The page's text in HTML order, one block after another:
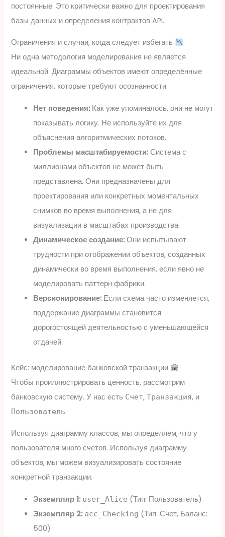
постоянные. Это критически важно для проектирования
базы данных и определения контрактов API.
Ограничения и случаи, когда следует избегать
Ни одна методология моделирования не является
идеальной. Диаграммы объектов имеют определённые
ограничения, которые требуют осознанности.
Нет поведения:Как уже упоминалось, они не могут
показывать логику. Не используйте их для
объяснения алгоритмических потоков.
Проблемы масштабируемости:Система с
миллионами объектов не может быть
представлена. Они предназначены для
проектирования или конкретных моментальных
снимков во время выполнения, а не для
визуализации в масштабах производства.
Динамическое создание:Они испытывают
трудности при отображении объектов, созданных
динамически во время выполнения, если явно не
моделировать паттерн фабрики.
Версионирование:Если схема часто изменяется,
поддержание диаграммы становится
дорогостоящей деятельностью с уменьшающейся
отдачей.
Кейс: моделирование банковской транзакции
Чтобы проиллюстрировать ценность, рассмотрим
банковскую систему. У нас есть Счет,Транзакция, и
Пользователь.
Используя диаграмму классов, мы определяем, что у
пользователя много счетов. Используя диаграмму
объектов, мы можем визуализировать состояние
конкретной транзакции.
Экземпляр 1: user_Alice (Тип: Пользователь)
Экземпляр 2: acc_Checking (Тип: Счет, Баланс:
500)